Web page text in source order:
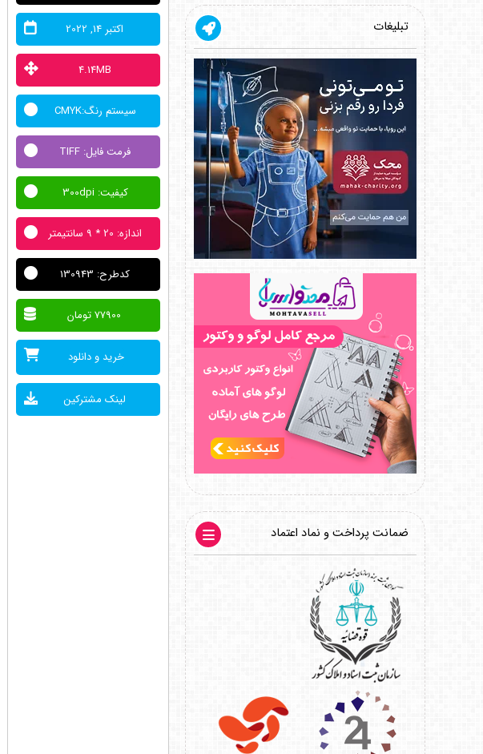
اکتبر 14, 2022
4.14MB
سیستم رنگ:CMYK
فرمت فایل: TIFF
کیفیت: 300dpi
اندازه: 20 * 9 سانتیمتر
کدطرح: 130943
77900 تومان
خرید و دانلود
لینک مشترکین
تبلیغات
ضمانت پرداخت و نماد اعتماد